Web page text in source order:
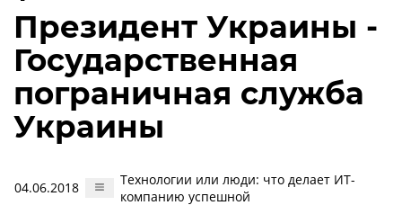
Президент Украины -
Государственная
пограничная служба
Украины
04.06.2018
Технологии или люди: что делает ИТ-
компанию успешной